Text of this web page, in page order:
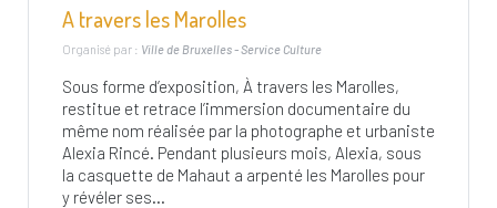
A travers les Marolles
Organisé par : Ville de Bruxelles - Service Culture
Sous forme d’exposition, À travers les Marolles,
restitue et retrace l’immersion documentaire du
même nom réalisée par la photographe et urbaniste
Alexia Rincé. Pendant plusieurs mois, Alexia, sous
la casquette de Mahaut a arpenté les Marolles pour
y révéler ses...